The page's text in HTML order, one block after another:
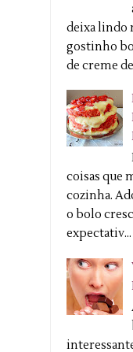
deixa lindo
gostinho
de creme
coisas que
cozinha.
o bolo
expectativ...